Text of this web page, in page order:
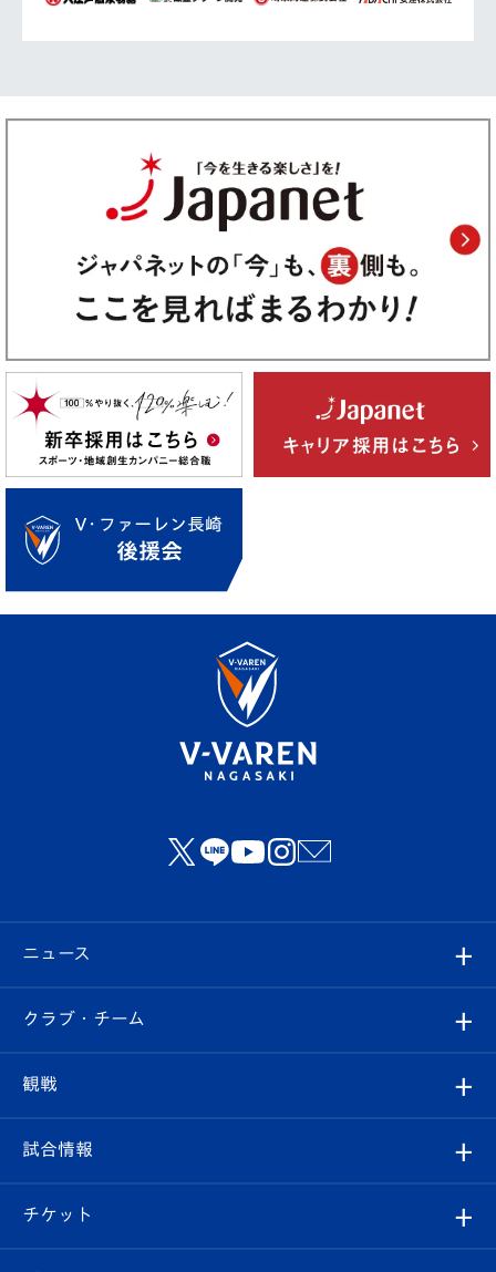
ニュース
すべて
クラブ
試合情報
クラブ・チーム
クラブ概要
エンブレム紹介
観戦
観戦ルール
はじめての観戦ガイド
試合情報
試合日程/結果
チケット